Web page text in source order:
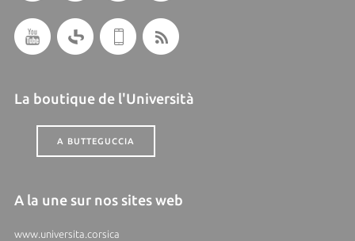
La boutique de l'Università
A BUTTEGUCCIA
A la une sur nos sites web
www.universita.corsica